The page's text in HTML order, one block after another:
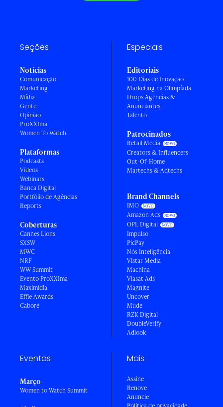
Seções
Notícias
Comunicação
Marketing
Mídia
Gente
Opinião
ProXXIma
Women To Watch
Plataformas
Podcasts
Vídeos
Webinars
Banca Digital
Portfólio de Agências
Reports
Coberturas
Cannes Lions
SXSW
MWC
NRF
WW Summit
Evento ProXXIma
Maximídia
Effie Awards
Caboré
Especiais
Editoriais
100 Dias de Inovação
Marketing na Olimpíada
Drops Agências &
Anunciantes
Talento
Patrocinados
Retail Media
Creators & Influencers
Out-Of-Home
Martechs & Adtechs
Brand Channels
IMO
Amazon Ads
OPL Digital
Impulso
PicPay
Nós Inteligência
Vistar Media
Machina
Viasat Ads
Magnite
Uncover
Mude
RZK Digital
DoubleVerify
Adlook
Eventos
Março
Women to Watch Summit
Mais
Assine
Renove
Anuncie